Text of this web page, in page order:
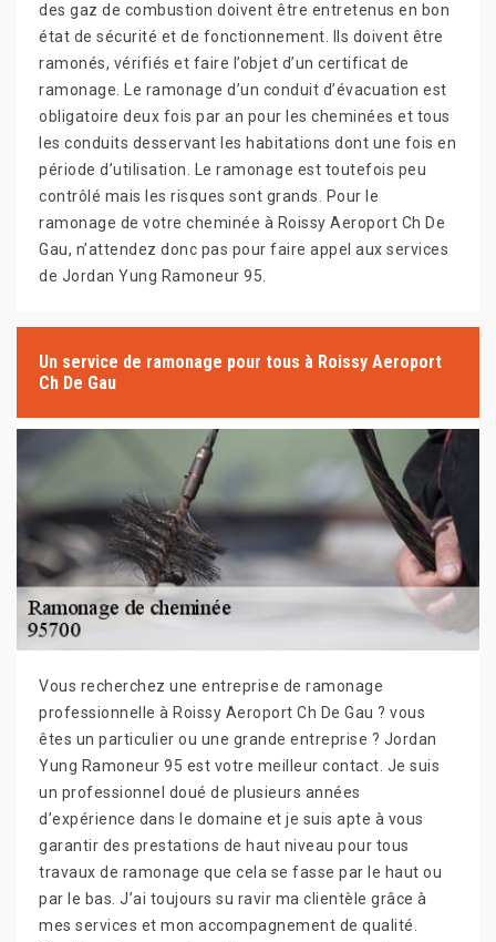
des gaz de combustion doivent être entretenus en bon
état de sécurité et de fonctionnement. Ils doivent être
ramonés, vérifiés et faire l’objet d’un certificat de
ramonage. Le ramonage d’un conduit d’évacuation est
obligatoire deux fois par an pour les cheminées et tous
les conduits desservant les habitations dont une fois en
période d’utilisation. Le ramonage est toutefois peu
contrôlé mais les risques sont grands. Pour le
ramonage de votre cheminée à Roissy Aeroport Ch De
Gau, n’attendez donc pas pour faire appel aux services
de Jordan Yung Ramoneur 95.
Un service de ramonage pour tous à Roissy Aeroport
Ch De Gau
Vous recherchez une entreprise de ramonage
professionnelle à Roissy Aeroport Ch De Gau ? vous
êtes un particulier ou une grande entreprise ? Jordan
Yung Ramoneur 95 est votre meilleur contact. Je suis
un professionnel doué de plusieurs années
d’expérience dans le domaine et je suis apte à vous
garantir des prestations de haut niveau pour tous
travaux de ramonage que cela se fasse par le haut ou
par le bas. J’ai toujours su ravir ma clientèle grâce à
mes services et mon accompagnement de qualité.